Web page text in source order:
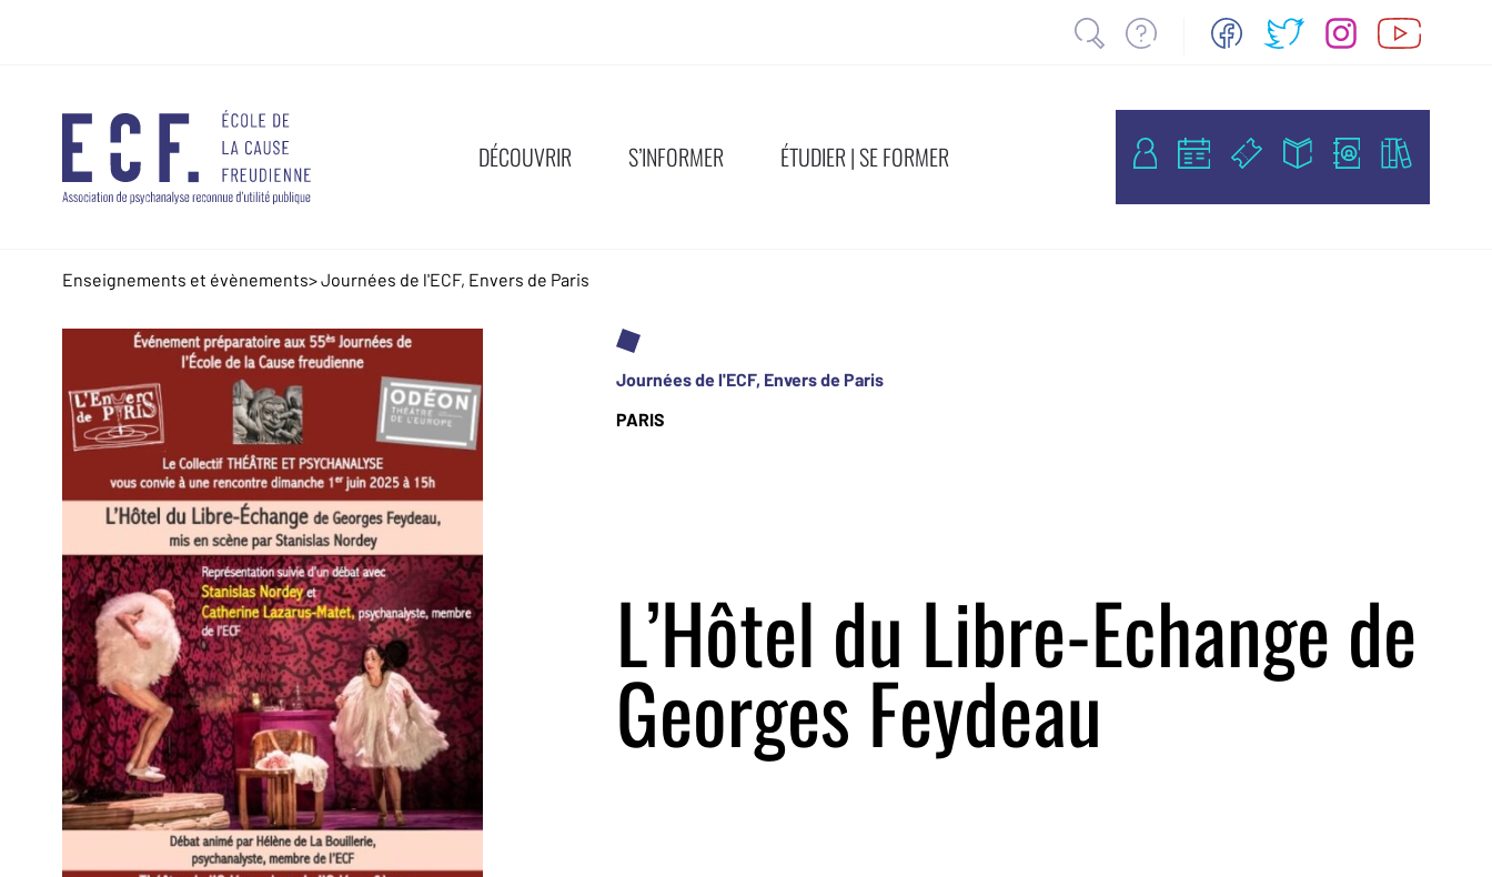
DÉCOUVRIR S’INFORMER ÉTUDIER | SE FORMER
Enseignements et évènements>Journées de l'ECF, Envers de Paris
Journées de l'ECF, Envers de Paris
PARIS
L’Hôtel du Libre-Echange de
Georges Feydeau